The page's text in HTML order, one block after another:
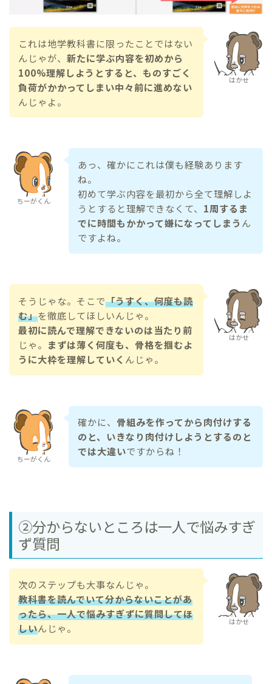
はかせ
これは地学教科書に限ったことではない
んじゃが、 新たに学ぶ内容を初めから
100%理解しようとすると、ものすごく
負荷がかかってしまい中々前に進めない
んじゃよ。
ちーがくん
あっ、確かにこれは僕も経験あります
ね。
初めて学ぶ内容を最初から全て理解しよ
うとすると理解できなくて、 1周するま
でに時間もかかって嫌になってしまう ん
ですよね。
はかせ
そうじゃな。そこで「うすく、何度も読
む」を徹底してほしいんじゃ。
最初に読んで理解できないのは当たり前
じゃ。 まずは薄く何度も、骨格を掴むよ
うに大枠を理解していく んじゃ。
ちーがくん
確かに、 骨組みを作ってから肉付けする
のと、いきなり肉付けしようとするのと
では大違いですからね！
②分からないところは一人で悩みすぎ
ず質問
はかせ
次のステップも大事なんじゃ。
教科書を読んでいて分からないことがあ
ったら、一人で悩みすぎずに質問してほ
しいんじゃ。